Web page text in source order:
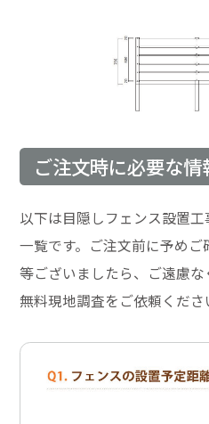
ご注文時に必要な情
以下は目隠しフェンス設置
一覧です。ご注文前に予め
等ございましたら、ご遠慮な
無料現地調査をご依頼くださ